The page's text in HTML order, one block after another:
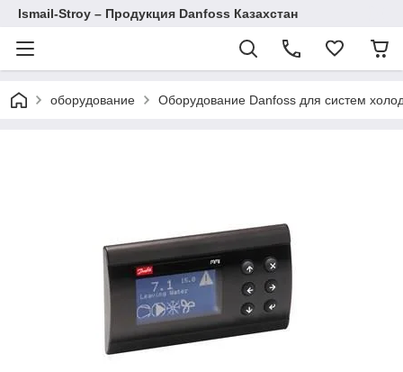
Ismail-Stroy – Продукция Danfoss Казахстан
оборудование Оборудование Danfoss для систем